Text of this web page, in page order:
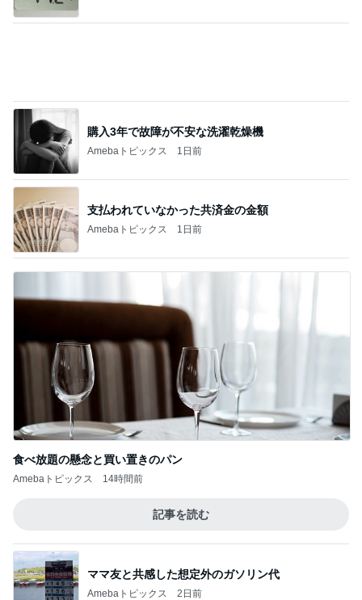
購入3年で故障が不安な洗濯乾燥機
Amebaトピックス 1日前
支払われていなかった共済金の金額
Amebaトピックス 1日前
食べ放題の懸念と買い置きのパン
Amebaトピックス 14時間前
記事を読む
ママ友と共感した想定外のガソリン代
Amebaトピックス 2日前